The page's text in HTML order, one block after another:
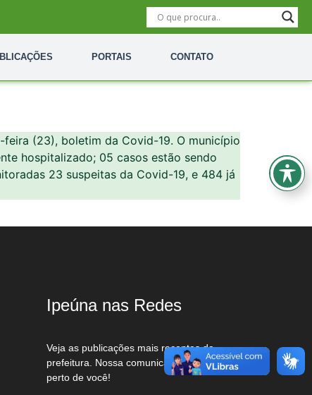
PORTAIS CONTATO
(23), boletim da Covid-19. O município
hospitalizado; 05 casos estão sendo
23 suspeitas da Covid-19, e 484 já
Ipeúna nas Redes
Veja as publicações mais recentes da
prefeitura. Nossa comunicação mais
perto de você!